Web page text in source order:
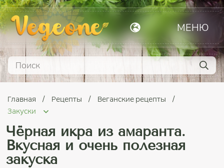
МЕНЮ
Главная Рецепты
Веганские рецепты
Закуски
Чёрная икра из амаранта.
Вкусная и очень полезная
закуска